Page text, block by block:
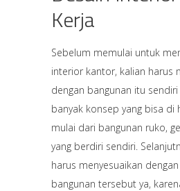
Kerja
Sebelum memulai untuk
interior kantor, kalian harus
dengan bangunan itu sendiri
banyak konsep yang bisa di
mulai dari bangunan ruko,
yang berdiri sendiri.
harus menyesuaikan
bangunan tersebut ya,